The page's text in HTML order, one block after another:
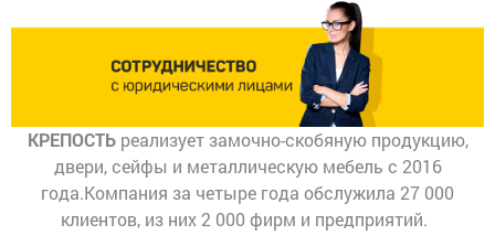
Накладные
замки
Цилиндры
шестерёнкой
Дверные
пороги
Дверные
проушины
Электронные
замки
Konan
Электронные
замки
Депозитные
Огневзломостойкие
сейфы
Огнестойкие
картотеки
мебель
Инструментальные
Верстаки
Разное
КРЕПОСТЬреализует замочно-скобяную продукцию,
двери, сейфы и металлическую мебель с 2016
года.Компания за четыре года обслужила 27 000
клиентов, из них 2 000 фирм и предприятий.